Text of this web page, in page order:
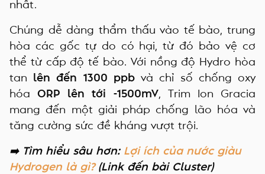
nhất.
Chúng dễ dàng thẩm thấu vào tế bào, trung
hòa các gốc tự do có hại, từ đó bảo vệ cơ
thể từ cấp độ tế bào. Với nồng độ Hydro hòa
tan lên đến 1300 ppbvà chỉ số chống oxy
hóaORP lên tới -1500mV, Trim Ion Gracia
mang đến một giải pháp chống lão hóa và
tăng cường sức đề kháng vượt trội.
➡️ Tìm hiểu sâu hơn: Lợi ích của nước giàu
Hydrogen là gì?(Link đến bài Cluster)